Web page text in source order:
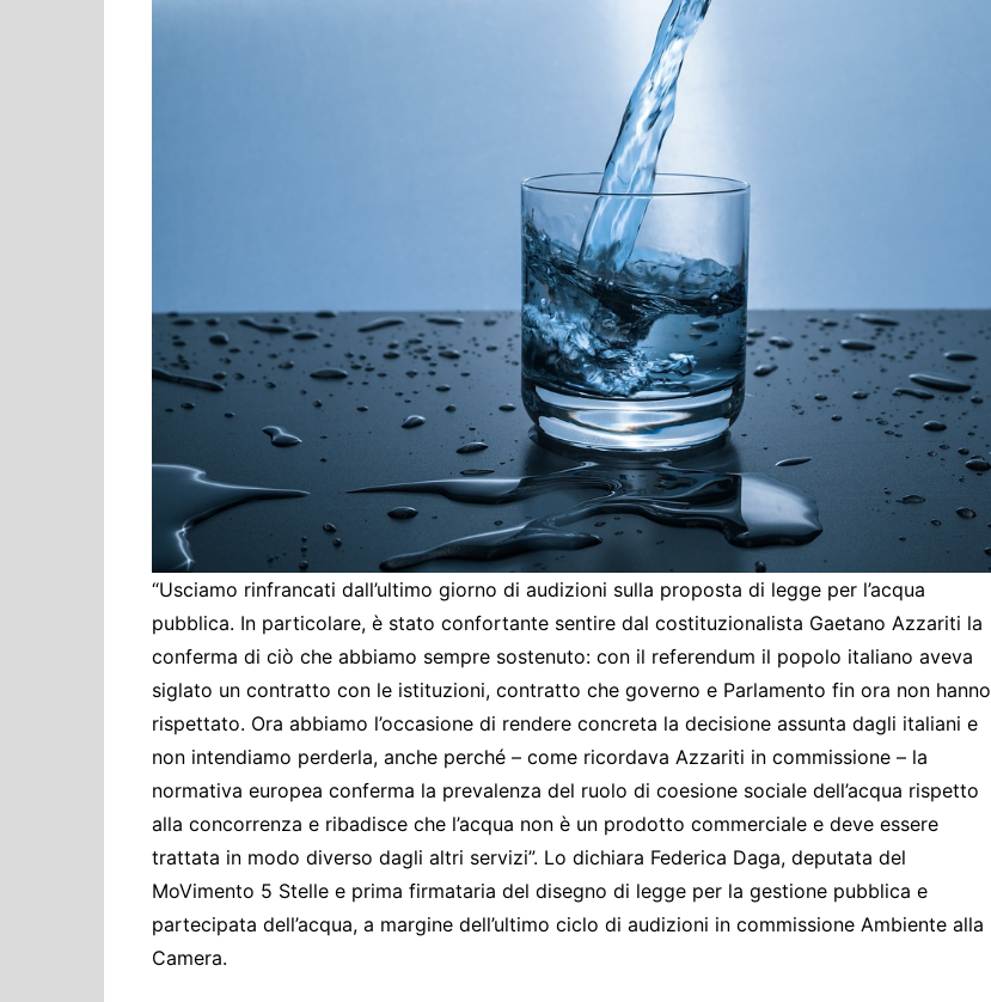
Lavori pubblici e Trasporti
Politiche europee
Rifiuti
“Usciamo rinfrancati dall’ultimo giorno di audizioni sulla proposta di legge per l’acqua
pubblica. In particolare, è stato confortante sentire dal costituzionalista Gaetano Azzariti la
conferma di ciò che abbiamo sempre sostenuto: con il referendum il popolo italiano aveva
siglato un contratto con le istituzioni, contratto che governo e Parlamento fin ora non hanno
rispettato. Ora abbiamo l’occasione di rendere concreta la decisione assunta dagli italiani e
non intendiamo perderla, anche perché – come ricordava Azzariti in commissione – la
normativa europea conferma la prevalenza del ruolo di coesione sociale dell’acqua rispetto
alla concorrenza e ribadisce che l’acqua non è un prodotto commerciale e deve essere
trattata in modo diverso dagli altri servizi”. Lo dichiara Federica Daga, deputata del
MoVimento 5 Stelle e prima firmataria del disegno di legge per la gestione pubblica e
partecipata dell’acqua, a margine dell’ultimo ciclo di audizioni in commissione Ambiente alla
Camera.